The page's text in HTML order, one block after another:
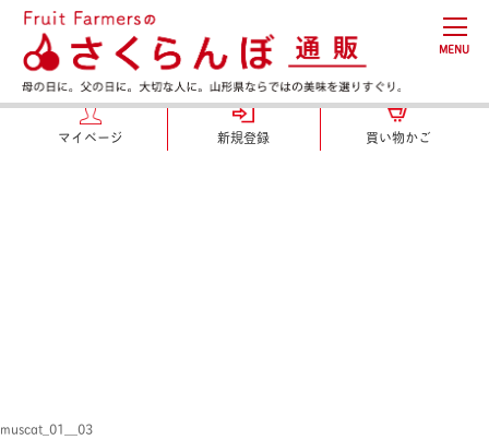
MENU
マイページ 新規登録 買い物かご
muscat_01__03